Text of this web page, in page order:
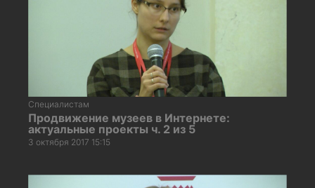
Специалистам
Продвижение музеев в Интернете:
актуальные проекты ч. 2 из 5
3 октября 2017 15:15